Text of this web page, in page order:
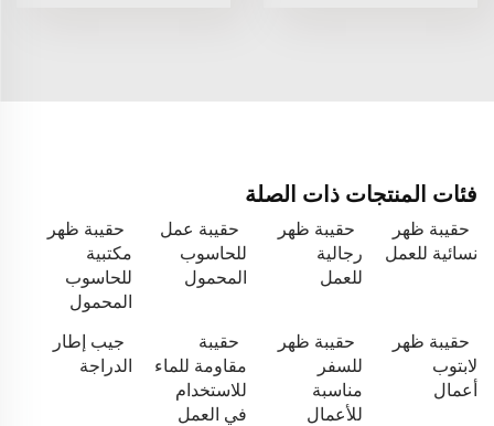
فئات المنتجات ذات الصلة
حقيبة ظهر
نسائية للعمل
حقيبة ظهر
رجالية
للعمل
حقيبة عمل
للحاسوب
المحمول
حقيبة ظهر
مكتبية
للحاسوب
المحمول
حقيبة ظهر
لابتوب
أعمال
حقيبة ظهر
للسفر
مناسبة
للأعمال
حقيبة
مقاومة للماء
للاستخدام
في العمل
جيب إطار
الدراجة